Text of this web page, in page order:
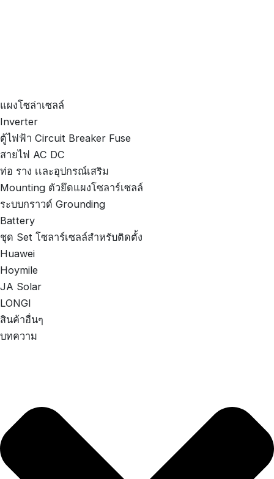
แผงโซล่าเซลล์
Inverter
ตู้ไฟฟ้า Circuit Breaker Fuse
สายไฟ AC DC
ท่อ ราง เเละอุปกรณ์เสริม
Mounting ตัวยึดแผงโซลาร์เซลล์
ระบบกราวด์ Grounding
Battery
ชุด Set โซลาร์เซลล์สำหรับติดตั้ง
Huawei
Hoymile
JA Solar
LONGI
สินค้าอื่นๆ
บทความ